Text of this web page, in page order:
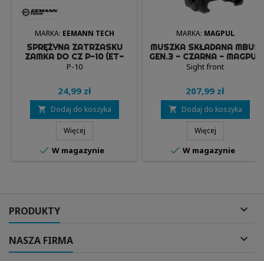
MARKA: EEMANN TECH
SPRĘŻYNA ZATRZASKU
ZAMKA DO CZ P-10 (ET-
130094) - EEMANN TECH
P-10
24,99 zł
 Dodaj do koszyka
Więcej
 W magazynie
MARKA: MAGPUL
MUSZKA SKŁADANA MBUS
GEN.3 - CZARNA - MAGPUL
Sight front
207,99 zł
 Dodaj do koszyka
Więcej
 W magazynie
PRODUKTY 
NASZA FIRMA 